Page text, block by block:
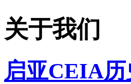
关于我们
启亚CEIA历